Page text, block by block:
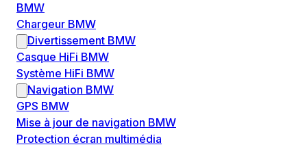
BMW
Chargeur BMW
Divertissement BMW
Casque HiFi BMW
Système HiFi BMW
Navigation BMW
GPS BMW
Mise à jour de navigation BMW
Protection écran multimédia